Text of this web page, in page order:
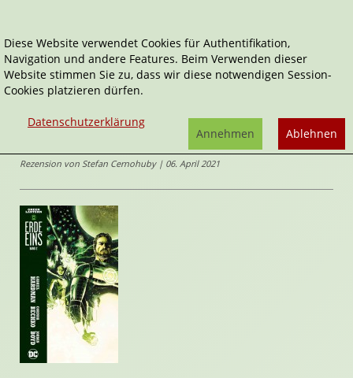
Home Comics Green Lantern: Erde 1, Band 2
Green Lantern
Green Lantern: Erde 1, Band 2
Rezension von Stefan Cernohuby | 06. April 2021
Diese Website verwendet Cookies für Authentifikation,
Navigation und andere Features. Beim Verwenden dieser
Website stimmen Sie zu, dass wir diese notwendigen Session-
Cookies platzieren dürfen.
Datenschutzerklärung
Ablehnen
Annehmen